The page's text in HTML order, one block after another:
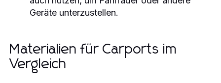
Geräte unterzustellen.
Materialien für Carports im
Vergleich